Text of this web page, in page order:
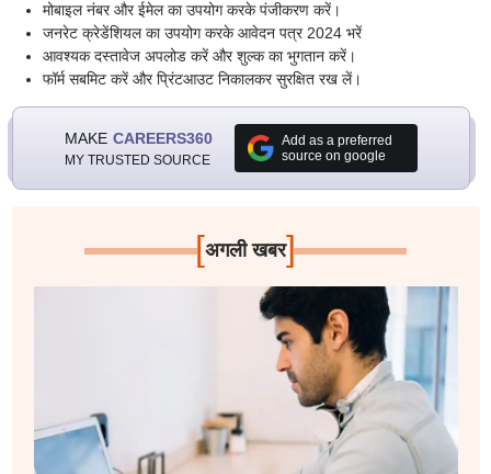
मोबाइल नंबर और ईमेल का उपयोग करके पंजीकरण करें।
जनरेट क्रेडेंशियल का उपयोग करके आवेदन पत्र 2024 भरें
आवश्यक दस्तावेज अपलोड करें और शुल्क का भुगतान करें।
फॉर्म सबमिट करें और प्रिंटआउट निकालकर सुरक्षित रख लें।
MAKE CAREERS360
MY TRUSTED SOURCE
Add as a preferred
source on google
[अगली खबर]